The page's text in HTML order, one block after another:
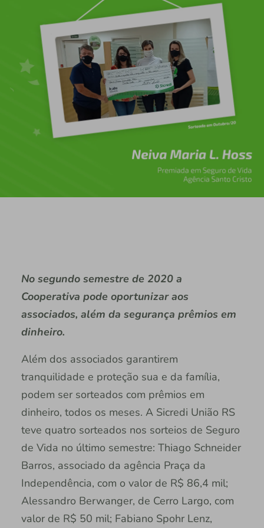
No segundo semestre de 2020 a
Cooperativa pode oportunizar aos
associados, além da segurança prêmios em
dinheiro.
Além dos associados garantirem
tranquilidade e proteção sua e da família,
podem ser sorteados com prêmios em
dinheiro, todos os meses. A Sicredi União RS
teve quatro sorteados nos sorteios de Seguro
de Vida no último semestre: Thiago Schneider
Barros, associado da agência Praça da
Independência, com o valor de R$ 86,4 mil;
Alessandro Berwanger, de Cerro Largo, com
valor de R$ 50 mil; Fabiano Spohr Lenz,